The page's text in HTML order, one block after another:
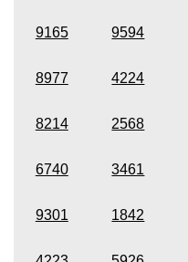
9165 9594
8977 4224
8214 2568
6740 3461
9301 1842